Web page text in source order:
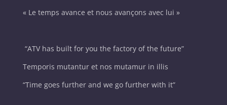
« Le temps avance et nous avançons avec lui »
“ATV has built for you the factory of the future”
Temporis mutantur et nos mutamur in illis
“Time goes further and we go further with it”